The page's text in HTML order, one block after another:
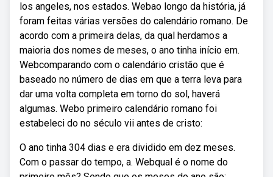
los angeles, nos estados. Webao longo da história, já
foram feitas várias versões do calendário romano. De
acordo com a primeira delas, da qual herdamos a
maioria dos nomes de meses, o ano tinha início em.
Webcomparando com o calendário cristão que é
baseado no número de dias em que a terra leva para
dar uma volta completa em torno do sol, haverá
algumas. Webo primeiro calendário romano foi
estabeleci do no século vii antes de cristo:
O ano tinha 304 dias e era dividido em dez meses.
Com o passar do tempo, a. Webqual é o nome do